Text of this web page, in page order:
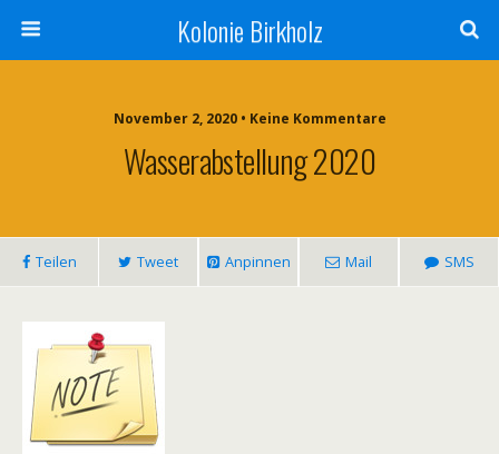
Kolonie Birkholz
November 2, 2020 • Keine Kommentare
Wasserabstellung 2020
Teilen Tweet Anpinnen Mail SMS